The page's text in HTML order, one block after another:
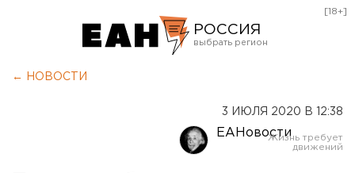
РОССИЯ
Оренбург
[18+]
← НОВОСТИ
3 ИЮЛЯ 2020 В 12:38
ЕАНовости